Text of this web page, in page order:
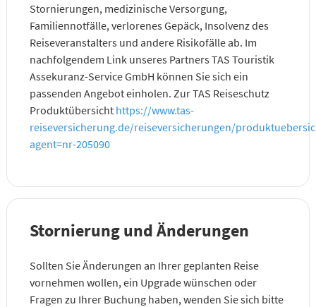
Stornierungen, medizinische Versorgung,
Familiennotfälle, verlorenes Gepäck, Insolvenz des
Reiseveranstalters und andere Risikofälle ab. Im
nachfolgendem Link unseres Partners TAS Touristik
Assekuranz-Service GmbH können Sie sich ein
passenden Angebot einholen. Zur TAS Reiseschutz
Produktübersicht https://www.tas-
reiseversicherung.de/reiseversicherungen/
agent=nr-205090
Stornierung und Änderungen
Sollten Sie Änderungen an Ihrer geplanten Reise
vornehmen wollen, ein Upgrade wünschen oder
Fragen zu Ihrer Buchung haben, wenden Sie sich bitte